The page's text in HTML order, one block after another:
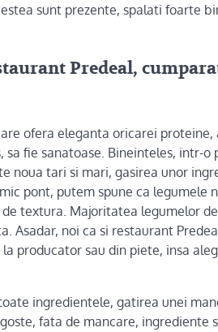
sunt prezente, spalati foarte
Predeal,
ofera eleganta oricarei
sa fie sanatoase. Bineinteles, intr-
noua tari si mari, gasirea unor
pont, putem spune ca
textura. Majoritatea legumelor
Asadar, noi ca si restaurant
producator sau din piete, insa
ingredientele, gatirea unei
fata de mancare, ingrediente